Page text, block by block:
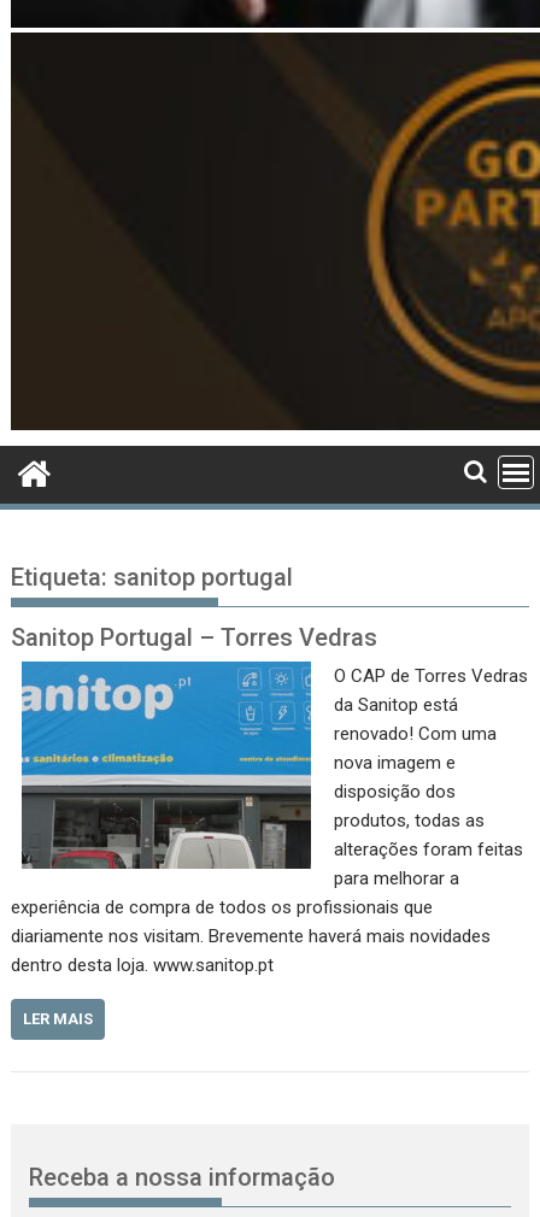
Etiqueta: sanitop portugal
Sanitop Portugal – Torres Vedras
O CAP de Torres Vedras
da Sanitop está
renovado! Com uma
nova imagem e
disposição dos
produtos, todas as
alterações foram feitas
para melhorar a
experiência de compra de todos os profissionais que
diariamente nos visitam. Brevemente haverá mais novidades
dentro desta loja. www.sanitop.pt
LER MAIS
Receba a nossa informação